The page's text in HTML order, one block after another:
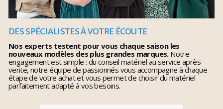
DES SPÉCIALISTES À VOTRE ÉCOUTE
Nos experts testent pour vous chaque saison les
nouveaux modèles des plus grandes marques.Notre
engagement est simple : du conseil matériel au service après-
vente, notre équipe de passionnés vous accompagne à chaque
étape de votre achat et vous permet de choisir du matériel
parfaitement adapté à vos besoins.